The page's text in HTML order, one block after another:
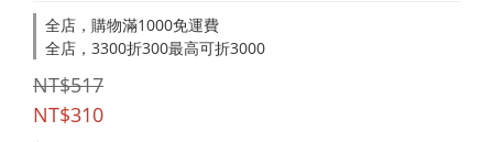
全店，購物滿1000免運費
全店，3300折300最高可折3000
NT$517
NT$310